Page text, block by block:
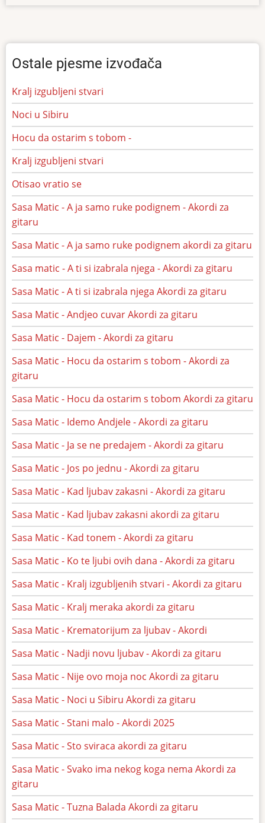
Ostale pjesme izvođača
Kralj izgubljeni stvari
Noci u Sibiru
Hocu da ostarim s tobom -
Kralj izgubljeni stvari
Otisao vratio se
Sasa Matic - A ja samo ruke podignem - Akordi za
gitaru
Sasa Matic - A ja samo ruke podignem akordi za gitaru
Sasa matic - A ti si izabrala njega - Akordi za gitaru
Sasa Matic - A ti si izabrala njega Akordi za gitaru
Sasa Matic - Andjeo cuvar Akordi za gitaru
Sasa Matic - Dajem - Akordi za gitaru
Sasa Matic - Hocu da ostarim s tobom - Akordi za
gitaru
Sasa Matic - Hocu da ostarim s tobom Akordi za gitaru
Sasa Matic - Idemo Andjele - Akordi za gitaru
Sasa Matic - Ja se ne predajem - Akordi za gitaru
Sasa Matic - Jos po jednu - Akordi za gitaru
Sasa Matic - Kad ljubav zakasni - Akordi za gitaru
Sasa Matic - Kad ljubav zakasni akordi za gitaru
Sasa Matic - Kad tonem - Akordi za gitaru
Sasa Matic - Ko te ljubi ovih dana - Akordi za gitaru
Sasa Matic - Kralj izgubljenih stvari - Akordi za gitaru
Sasa Matic - Kralj meraka akordi za gitaru
Sasa Matic - Krematorijum za ljubav - Akordi
Sasa Matic - Nadji novu ljubav - Akordi za gitaru
Sasa Matic - Nije ovo moja noc Akordi za gitaru
Sasa Matic - Noci u Sibiru Akordi za gitaru
Sasa Matic - Stani malo - Akordi 2025
Sasa Matic - Sto sviraca akordi za gitaru
Sasa Matic - Svako ima nekog koga nema Akordi za
gitaru
Sasa Matic - Tuzna Balada Akordi za gitaru